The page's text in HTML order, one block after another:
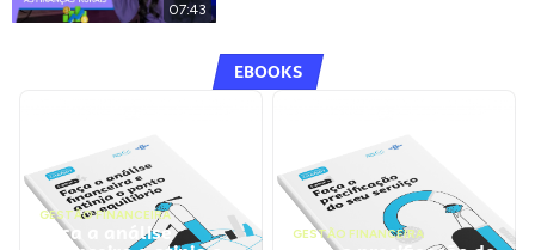
07:43
EBOOKS
GESTÃO FINANCEIRA
Faça a análise GESTÃO FINANCEIRA